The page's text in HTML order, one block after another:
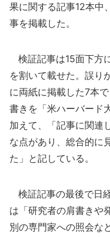
果に関する記事12本中
事を掲載した。
検証記事は15面下方
を割いて載せた。誤り
に両紙に掲載した7本
書きを「米ハーバード
加えて、「記事に関連
な点があり、総合的に
た」と記している。
検証記事の最後で日
は「研究者の肩書きや
別の専門家への照会な